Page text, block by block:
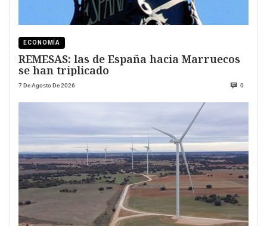
ECONOMÍA
REMESAS: las de España hacia Marruecos
se han triplicado
7 De Agosto De 2026 0